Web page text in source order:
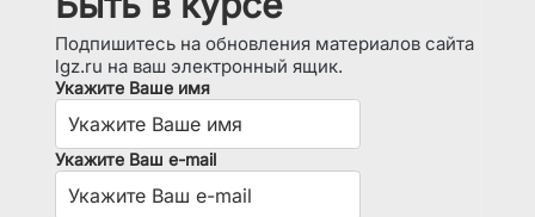
Подпишитесь на обновления материалов сайта
lgz.ru на ваш электронный ящик.
Укажите Ваше имя
Укажите Ваш e-mail